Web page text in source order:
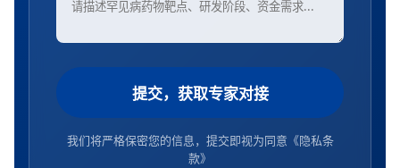
提交，获取专家对接
我们将严格保密您的信息，提交即视为同意 《隐私条
款》